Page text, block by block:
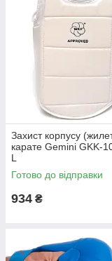
Захист корпусу
карате Gemini GKK-
L
Готово до відправки
934 ₴